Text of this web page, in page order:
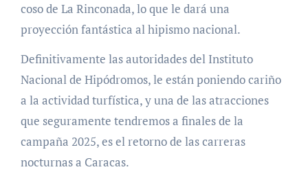
coso de La Rinconada, lo que le dará una
proyección fantástica al hipismo nacional.
Definitivamente las autoridades del Instituto
Nacional de Hipódromos, le están poniendo cariño
a la actividad turfística, y una de las atracciones
que seguramente tendremos a finales de la
campaña 2025, es el retorno de las carreras
nocturnas a Caracas.